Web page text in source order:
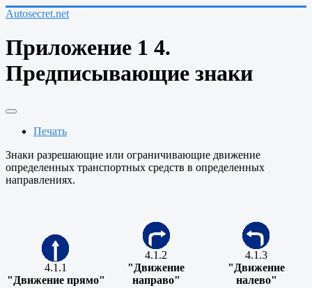
Autosecret.net
Приложение 1 4.
Предписывающие знаки
Печать
Знаки разрешающие или ограничивающие движение
определенных транспортных средств в определенных
направлениях.
4.1.1
"Движение прямо"
4.1.2
"Движение
направо"
4.1.3
"Движение
налево"